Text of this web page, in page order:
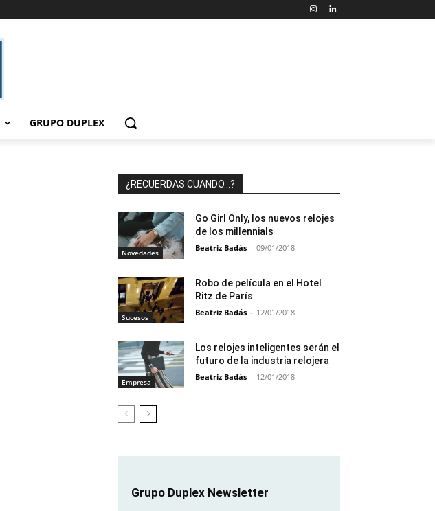
GRUPO DUPLEX
¿RECUERDAS CUANDO…?
Novedades
Go Girl Only, los nuevos relojes
de los millennials
Beatriz Badás - 09/01/2018
Sucesos
Robo de película en el Hotel
Ritz de París
Beatriz Badás - 12/01/2018
Empresa
Los relojes inteligentes serán el
futuro de la industria relojera
Beatriz Badás - 12/01/2018
Grupo Duplex Newsletter